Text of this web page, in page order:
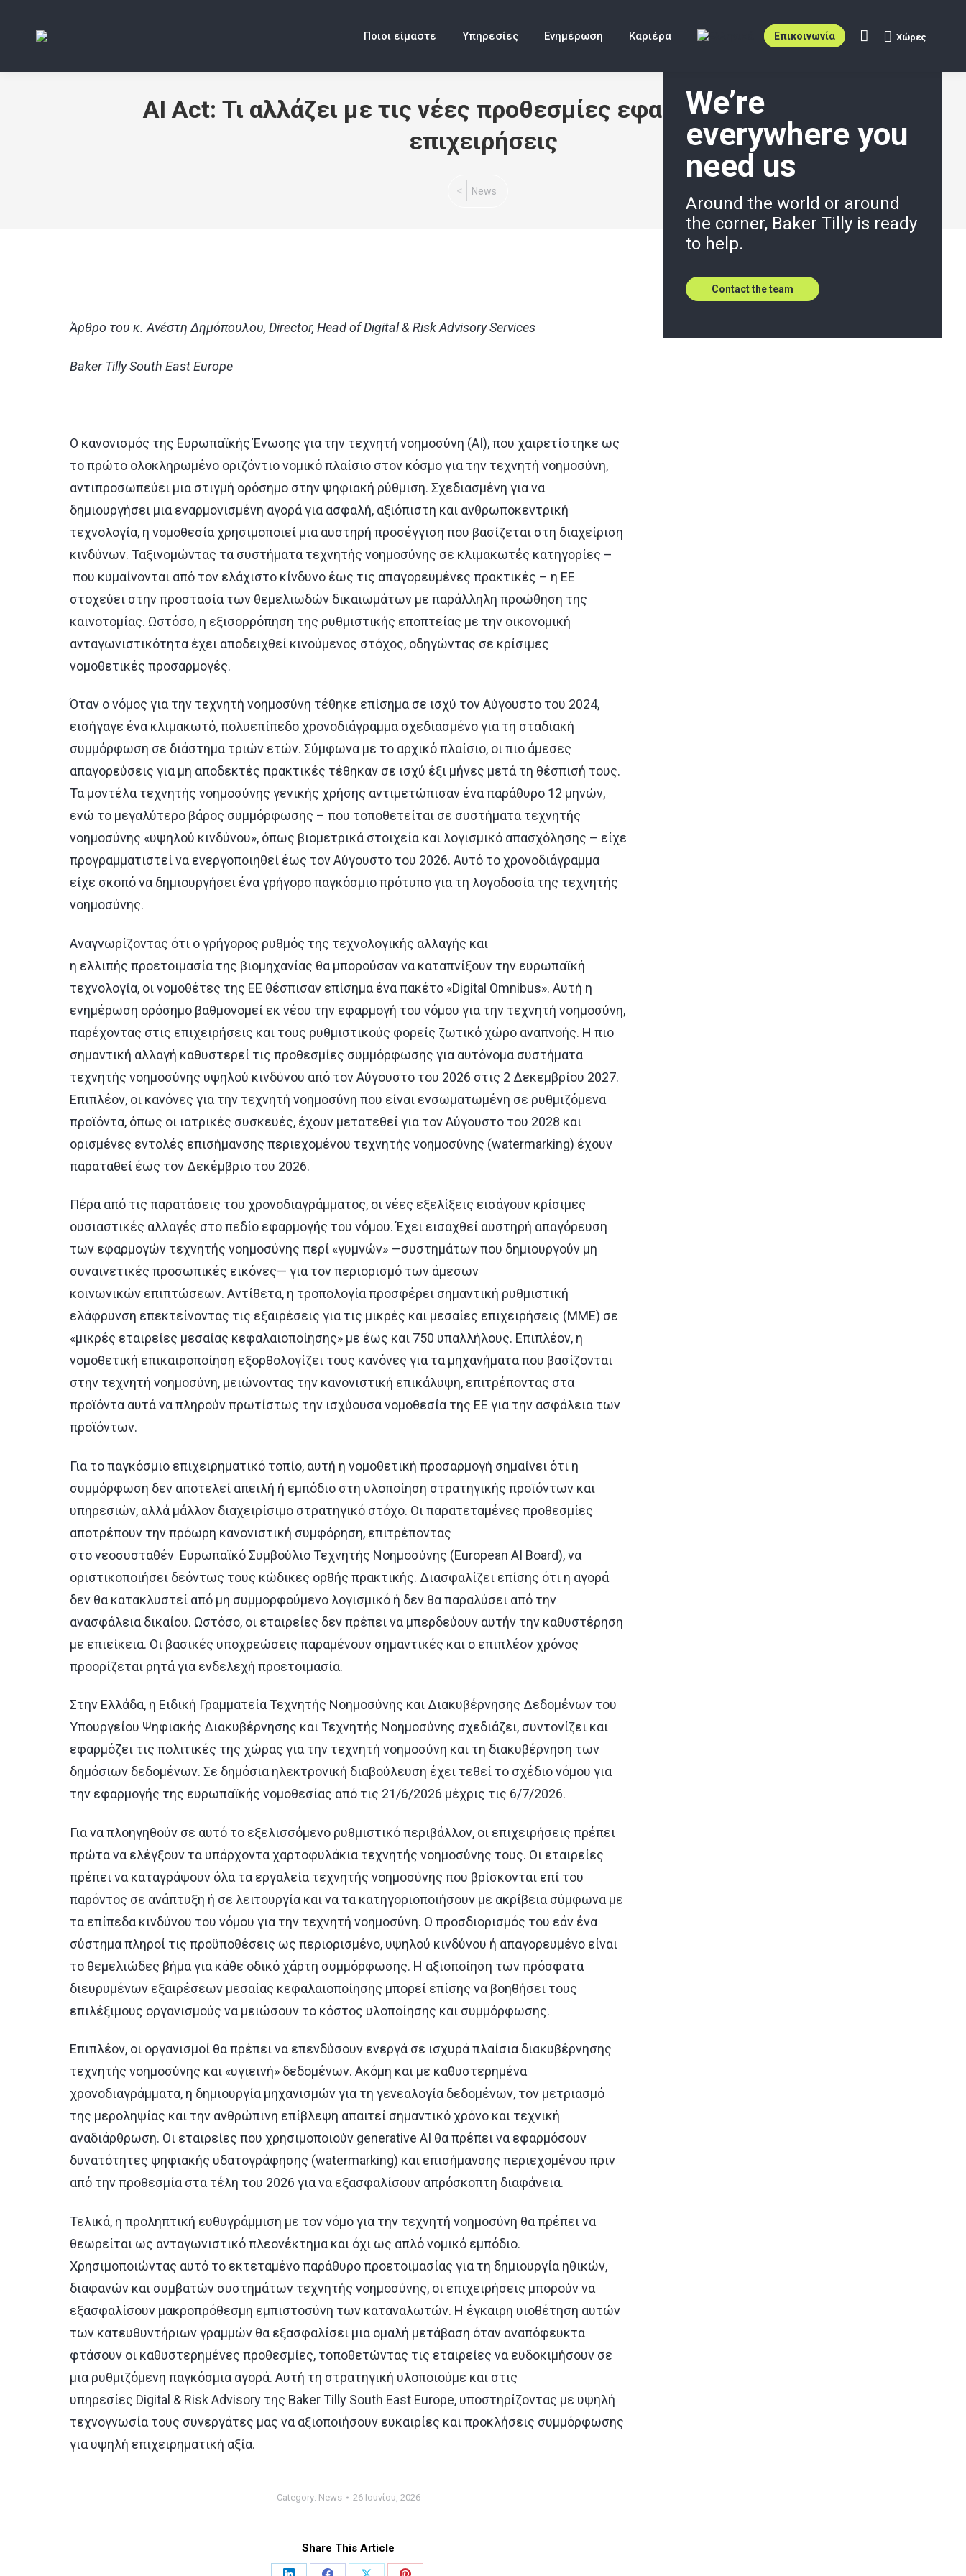
Ποιοι είμαστε Υπηρεσίες Ενημέρωση Καριέρα Επικοινωνία Search:Χώρες
AI Act: Τι αλλάζει με τις νέες προθεσμίες εφαρμογής για τις
επιχειρήσεις
News
Άρθρο του κ. Ανέστη Δημόπουλου, Director, Head of Digital & Risk Advisory Services
Baker TillySouth EastEurope
Ο κανονισμός της Ευρωπαϊκής Ένωσης για την τεχνητή νοημοσύνη (AI), που χαιρετίστηκε ως
το πρώτο ολοκληρωμένο οριζόντιο νομικό πλαίσιο στον κόσμο για την τεχνητή νοημοσύνη,
αντιπροσωπεύει μια στιγμή ορόσημο στην ψηφιακή ρύθμιση. Σχεδιασμένη για να
δημιουργήσει μια εναρμονισμένη αγορά για ασφαλή, αξιόπιστη και ανθρωποκεντρική
τεχνολογία, η νομοθεσία χρησιμοποιεί μια αυστηρή προσέγγιση που βασίζεται στη διαχείριση
κινδύνων. Ταξινομώντας τα συστήματα τεχνητής νοημοσύνης σε κλιμακωτές κατηγορίες –
που κυμαίνονται από τον ελάχιστο κίνδυνο έως τις απαγορευμένες πρακτικές – η ΕΕ
στοχεύει στην προστασία των θεμελιωδών δικαιωμάτων με παράλληλη προώθηση της
καινοτομίας. Ωστόσο, η εξισορρόπηση της ρυθμιστικής εποπτείας με την οικονομική
ανταγωνιστικότητα έχει αποδειχθεί κινούμενος στόχος, οδηγώντας σε κρίσιμες
νομοθετικές προσαρμογές.
Όταν ο νόμος για την τεχνητή νοημοσύνη τέθηκε επίσημα σε ισχύ τον Αύγουστο του 2024,
εισήγαγε ένα κλιμακωτό, πολυεπίπεδο χρονοδιάγραμμα σχεδιασμένο για τη σταδιακή
συμμόρφωση σε διάστημα τριών ετών. Σύμφωνα με το αρχικό πλαίσιο, οι πιο άμεσες
απαγορεύσεις για μη αποδεκτές πρακτικές τέθηκαν σε ισχύ έξι μήνες μετά τη θέσπισή τους.
Τα μοντέλα τεχνητής νοημοσύνης γενικής χρήσης αντιμετώπισαν ένα παράθυρο 12 μηνών,
ενώ το μεγαλύτερο βάρος συμμόρφωσης – που τοποθετείται σε συστήματα τεχνητής
νοημοσύνης «υψηλού κινδύνου», όπως βιομετρικά στοιχεία και λογισμικό απασχόλησης – είχε
προγραμματιστεί να ενεργοποιηθεί έως τον Αύγουστο του 2026. Αυτό το χρονοδιάγραμμα
είχε σκοπό να δημιουργήσει ένα γρήγορο παγκόσμιο πρότυπο για τη λογοδοσία της τεχνητής
νοημοσύνης.
Αναγνωρίζοντας ότι ο γρήγορος ρυθμός της τεχνολογικής αλλαγής και
η ελλιπής προετοιμασία της βιομηχανίας θα μπορούσαν να καταπνίξουν την ευρωπαϊκή
τεχνολογία, οι νομοθέτες της ΕΕ θέσπισαν επίσημα ένα πακέτο «Digital Omnibus». Αυτή η
ενημέρωση ορόσημο βαθμονομεί εκ νέου την εφαρμογή του νόμου για την τεχνητή νοημοσύνη,
παρέχοντας στις επιχειρήσεις και τους ρυθμιστικούς φορείς ζωτικό χώρο αναπνοής. Η πιο
σημαντική αλλαγή καθυστερεί τις προθεσμίες συμμόρφωσης για αυτόνομα συστήματα
τεχνητής νοημοσύνης υψηλού κινδύνου από τον Αύγουστο του 2026 στις 2 Δεκεμβρίου 2027.
Επιπλέον, οι κανόνες για την τεχνητή νοημοσύνη που είναι ενσωματωμένη σε ρυθμιζόμενα
προϊόντα, όπως οι ιατρικές συσκευές, έχουν μετατεθεί για τον Αύγουστο του 2028 και
ορισμένες εντολές επισήμανσης περιεχομένου τεχνητής νοημοσύνης (watermarking) έχουν
παραταθεί έως τον Δεκέμβριο του 2026.
Πέρα από τις παρατάσεις του χρονοδιαγράμματος, οι νέες εξελίξεις εισάγουν κρίσιμες
ουσιαστικές αλλαγές στο πεδίο εφαρμογής του νόμου. Έχει εισαχθεί αυστηρή απαγόρευση
των εφαρμογών τεχνητής νοημοσύνης περί «γυμνών» —συστημάτων που δημιουργούν μη
συναινετικές προσωπικές εικόνες— για τον περιορισμό των άμεσων
κοινωνικών επιπτώσεων. Αντίθετα, η τροπολογία προσφέρει σημαντική ρυθμιστική
ελάφρυνση επεκτείνοντας τις εξαιρέσεις για τις μικρές και μεσαίες επιχειρήσεις (ΜΜΕ) σε
«μικρές εταιρείες μεσαίας κεφαλαιοποίησης» με έως και 750 υπαλλήλους. Επιπλέον, η
νομοθετική επικαιροποίηση εξορθολογίζει τους κανόνες για τα μηχανήματα που βασίζονται
στην τεχνητή νοημοσύνη, μειώνοντας την κανονιστική επικάλυψη, επιτρέποντας στα
προϊόντα αυτά να πληρούν πρωτίστως την ισχύουσα νομοθεσία της ΕΕ για την ασφάλεια των
προϊόντων.
Για το παγκόσμιο επιχειρηματικό τοπίο, αυτή η νομοθετική προσαρμογή σημαίνει ότι η
συμμόρφωση δεν αποτελεί απειλή ή εμπόδιο στη υλοποίηση στρατηγικής προϊόντων και
υπηρεσιών, αλλά μάλλον διαχειρίσιμο στρατηγικό στόχο. Οι παρατεταμένες προθεσμίες
αποτρέπουν την πρόωρη κανονιστική συμφόρηση, επιτρέποντας
στο νεοσυσταθέν Ευρωπαϊκό Συμβούλιο Τεχνητής Νοημοσύνης (European AI Board), να
οριστικοποιήσει δεόντως τους κώδικες ορθής πρακτικής. Διασφαλίζει επίσης ότι η αγορά
δεν θα κατακλυστεί από μη συμμορφούμενο λογισμικό ή δεν θα παραλύσει από την
ανασφάλεια δικαίου. Ωστόσο, οι εταιρείες δεν πρέπει να μπερδεύουν αυτήν την καθυστέρηση
με επιείκεια. Οι βασικές υποχρεώσεις παραμένουν σημαντικές και ο επιπλέον χρόνος
προορίζεται ρητά για ενδελεχή προετοιμασία.
Στην Ελλάδα, η Ειδική Γραμματεία Τεχνητής Νοημοσύνης και Διακυβέρνησης Δεδομένων του
Υπουργείου Ψηφιακής Διακυβέρνησης και Τεχνητής Νοημοσύνης σχεδιάζει, συντονίζει και
εφαρμόζει τις πολιτικές της χώρας για την τεχνητή νοημοσύνη και τη διακυβέρνηση των
δημόσιων δεδομένων. Σε δημόσια ηλεκτρονική διαβούλευση έχει τεθεί το σχέδιο νόμου για
την εφαρμογής της ευρωπαϊκής νομοθεσίας από τις 21/6/2026 μέχρις τις 6/7/2026.
Για να πλοηγηθούν σε αυτό το εξελισσόμενο ρυθμιστικό περιβάλλον, οι επιχειρήσεις πρέπει
πρώτα να ελέγξουν τα υπάρχοντα χαρτοφυλάκια τεχνητής νοημοσύνης τους. Οι εταιρείες
πρέπει να καταγράψουν όλα τα εργαλεία τεχνητής νοημοσύνης που βρίσκονται επί του
παρόντος σε ανάπτυξη ή σε λειτουργία και να τα κατηγοριοποιήσουν με ακρίβεια σύμφωνα με
τα επίπεδα κινδύνου του νόμου για την τεχνητή νοημοσύνη. Ο προσδιορισμός του εάν ένα
σύστημα πληροί τις προϋποθέσεις ως περιορισμένο, υψηλού κινδύνου ή απαγορευμένο είναι
το θεμελιώδες βήμα για κάθε οδικό χάρτη συμμόρφωσης. Η αξιοποίηση των πρόσφατα
διευρυμένων εξαιρέσεων μεσαίας κεφαλαιοποίησης μπορεί επίσης να βοηθήσει τους
επιλέξιμους οργανισμούς να μειώσουν τo κόστος υλοποίησης και συμμόρφωσης.
Επιπλέον, οι οργανισμοί θα πρέπει να επενδύσουν ενεργά σε ισχυρά πλαίσια διακυβέρνησης
τεχνητής νοημοσύνης και «υγιεινή» δεδομένων. Ακόμη και με καθυστερημένα
χρονοδιαγράμματα, η δημιουργία μηχανισμών για τη γενεαλογία δεδομένων, τον μετριασμό
της μεροληψίας και την ανθρώπινη επίβλεψη απαιτεί σημαντικό χρόνο και τεχνική
αναδιάρθρωση. Οι εταιρείες που χρησιμοποιούν generative AI θα πρέπει να εφαρμόσουν
δυνατότητες ψηφιακής υδατογράφησης (watermarking) και επισήμανσης περιεχομένου πριν
από την προθεσμία στα τέλη του 2026 για να εξασφαλίσουν απρόσκοπτη διαφάνεια.
Τελικά, η προληπτική ευθυγράμμιση με τον νόμο για την τεχνητή νοημοσύνη θα πρέπει να
θεωρείται ως ανταγωνιστικό πλεονέκτημα και όχι ως απλό νομικό εμπόδιο.
Χρησιμοποιώντας αυτό το εκτεταμένο παράθυρο προετοιμασίας για τη δημιουργία ηθικών,
διαφανών και συμβατών συστημάτων τεχνητής νοημοσύνης, οι επιχειρήσεις μπορούν να
εξασφαλίσουν μακροπρόθεσμη εμπιστοσύνη των καταναλωτών. Η έγκαιρη υιοθέτηση αυτών
των κατευθυντήριων γραμμών θα εξασφαλίσει μια ομαλή μετάβαση όταν αναπόφευκτα
φτάσουν οι καθυστερημένες προθεσμίες, τοποθετώντας τις εταιρείες να ευδοκιμήσουν σε
μια ρυθμιζόμενη παγκόσμια αγορά. Αυτή τη στρατηγική υλοποιούμε και στις
υπηρεσίες Digital & Risk Advisory της BakerTilly South East Europe, υποστηρίζοντας με υψηλή
τεχνογνωσία τους συνεργάτες μας να αξιοποιήσουν ευκαιρίες και προκλήσεις συμμόρφωσης
για υψηλή επιχειρηματική αξία.
Category: News 26 Ιουνίου, 2026
Share This Article
We’re
everywhere you
need us
Around the world or around
the corner, Baker Tilly is ready
to help.
Contact the team